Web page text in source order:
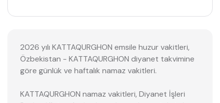
2026 yılı KATTAQURGHON emsile huzur vakitleri,
Özbekistan - KATTAQURGHON diyanet takvimine
göre günlük ve haftalık namaz vakitleri.
KATTAQURGHON namaz vakitleri, Diyanet İşleri